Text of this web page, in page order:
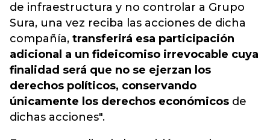
de infraestructura y no controlar a Grupo
Sura, una vez reciba las acciones de dicha
compañía, transferirá esa participación
adicional a un fideicomiso irrevocable cuya
finalidad será que no se ejerzan los
derechos políticos, conservando
únicamente los derechos económicos de
dichas acciones".